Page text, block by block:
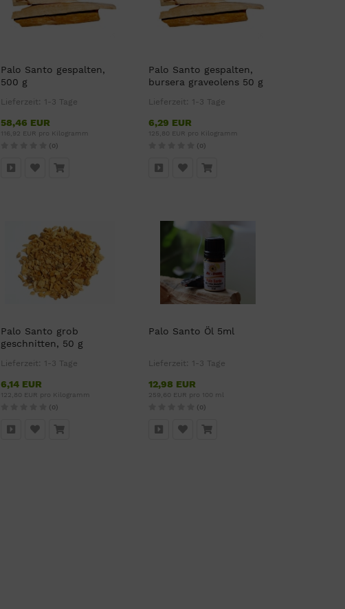
Palo Santo gespalten,
500 g
Lieferzeit: 1-3 Tage
58,46 EUR
116,92 EUR pro Kilogramm
(0)
Palo Santo gespalten,
bursera graveolens 50 g
Lieferzeit: 1-3 Tage
6,29 EUR
125,80 EUR pro Kilogramm
(0)
Palo Santo grob
geschnitten, 50 g
Lieferzeit: 1-3 Tage
6,14 EUR
122,80 EUR pro Kilogramm
(0)
Palo Santo Öl 5ml
Lieferzeit: 1-3 Tage
12,98 EUR
259,60 EUR pro 100 ml
(0)